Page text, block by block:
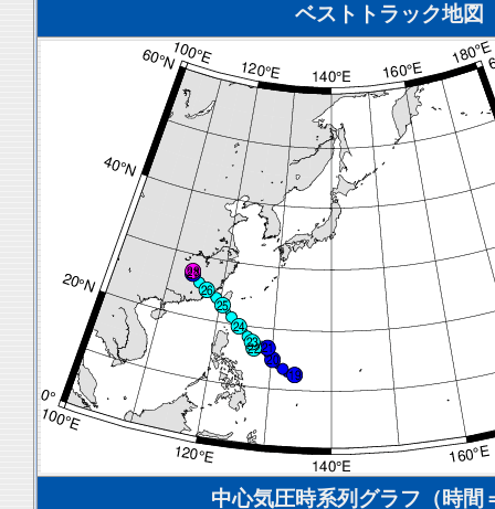
ベストトラック地図
中心気圧時系列グラフ（時間